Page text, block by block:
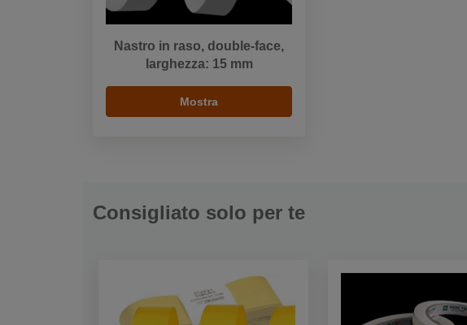
Nastro in raso, double-face,
larghezza: 15 mm
Mostra
Consigliato solo per te